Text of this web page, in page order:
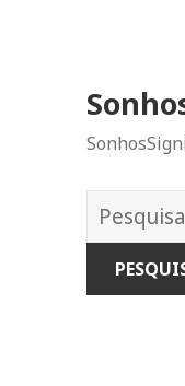
Dicionário
dos
Sonhos: